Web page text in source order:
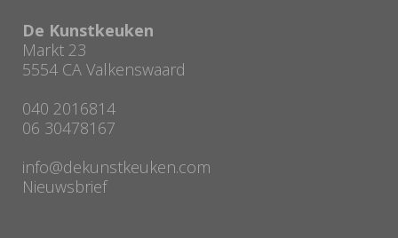
De Kunstkeuken
Markt 23
5554 CA Valkenswaard
040 2016814
06 30478167
info@dekunstkeuken.com
Nieuwsbrief